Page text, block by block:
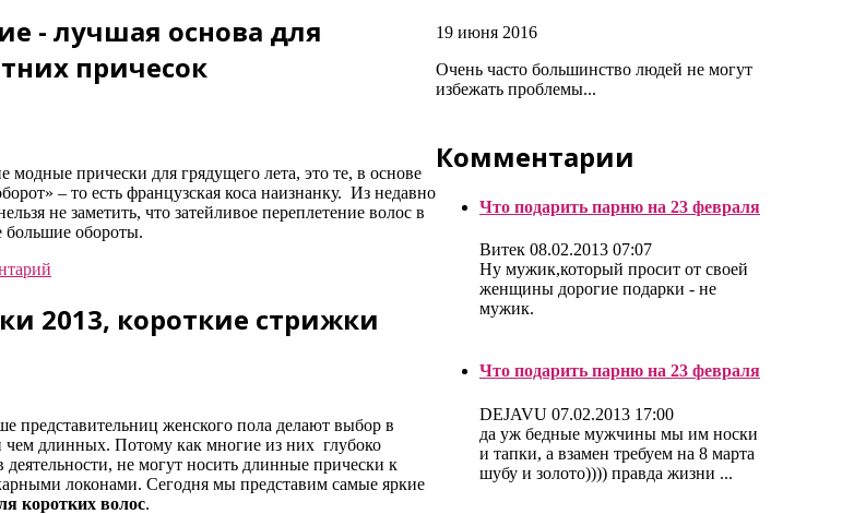
- лучшая основа для
причесок
прически для грядущего лета, это те, в основе
– то есть французская коса наизнанку. Из недавно
не заметить, что затейливое переплетение волос в
большие обороты.
2013, короткие стрижки
представительниц женского пола делают выбор в
чем длинных. Потому как многие из них глубоко
не могут носить длинные прически к
локонами. Сегодня мы представим самые яркие
коротких волос.
19 июня 2016
Очень часто большинство людей не могут
избежать проблемы...
Комментарии
Что подарить парню на 23 февраля
Витек 08.02.2013 07:07
Ну мужик,который просит от своей
женщины дорогие подарки - не
мужик.
Что подарить парню на 23 февраля
DEJAVU 07.02.2013 17:00
да уж бедные мужчины мы им носки
и тапки, а взамен требуем на 8 марта
шубу и золото)))) правда жизни ...